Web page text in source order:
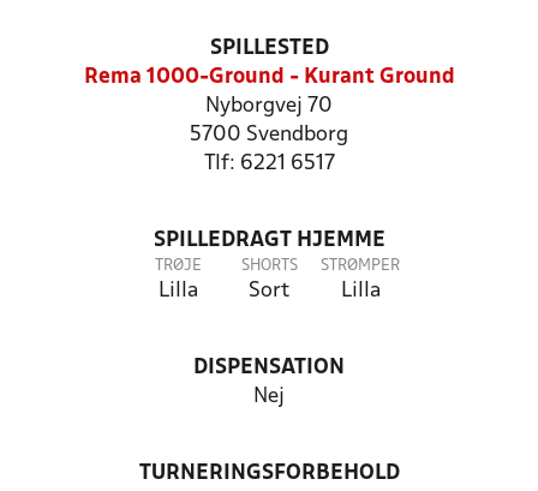
SPILLESTED
Rema 1000-Ground - Kurant Ground
Nyborgvej 70
5700 Svendborg
Tlf: 6221 6517
SPILLEDRAGT HJEMME
TRØJE
Lilla
SHORTS
Sort
STRØMPER
Lilla
DISPENSATION
Nej
TURNERINGSFORBEHOLD